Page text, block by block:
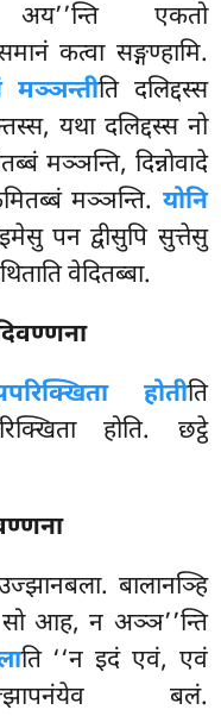
अय’’न्ति एकतो
कत्वा सङ्गण्हामि.
मञ्ञन्तीति दलिद्दस्स
यथा दलिद्दस्स नो
मञ्ञन्ति, दिन्नोवादे
मञ्ञन्ति. योनि
पन द्वीसुपि सुत्तेसु
वेदितब्बा.
होतीति
होति. छट्ठे
बालानञ्हि
आह, न अञ्ञ’’न्ति
ति ‘‘न इदं एवं, एवं
बलं.